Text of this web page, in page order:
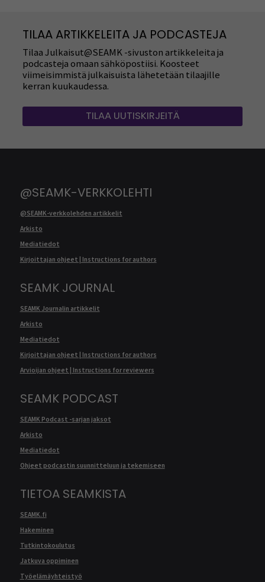
TILAA ARTIKKELEITA JA PODCASTEJA
Tilaa Julkaisut@SEAMK -sivuston artikkeleita ja
podcasteja omaan sähköpostiisi. Koosteet
viimeisimmistä julkaisuista lähetetään tilaajille
kerran kuukaudessa.
TILAA UUTISKIRJEITÄ
@SEAMK-VERKKOLEHTI
@SEAMK-verkkolehden artikkelit
Arkisto
Mediatiedot
Kirjoittajan ohjeet | Instructions for authors
SEAMK JOURNAL
SEAMK Journalin artikkelit
Arkisto
Mediatiedot
Kirjoittajan ohjeet | Instructions for authors
Arvioijan ohjeet | Instructions for reviewers
SEAMK PODCAST
SEAMK Podcast -sarjan jaksot
Arkisto
Mediatiedot
Ohjeet podcastin suunnitteluun ja tekemiseen
TIETOA SEAMKISTA
SEAMK.fi
Hakeminen
Tutkintokoulutus
Jatkuva oppiminen
Työelämäyhteistyö